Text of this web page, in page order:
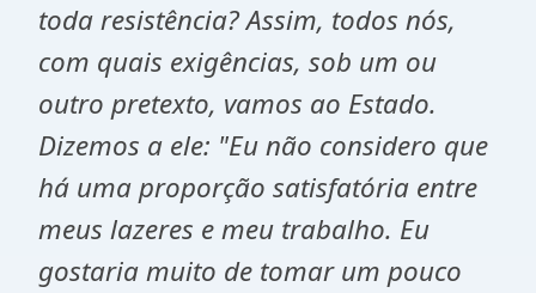
toda resistência? Assim, todos nós,
com quais exigências, sob um ou
outro pretexto, vamos ao Estado.
Dizemos a ele: "Eu não considero que
há uma proporção satisfatória entre
meus lazeres e meu trabalho. Eu
gostaria muito de tomar um pouco